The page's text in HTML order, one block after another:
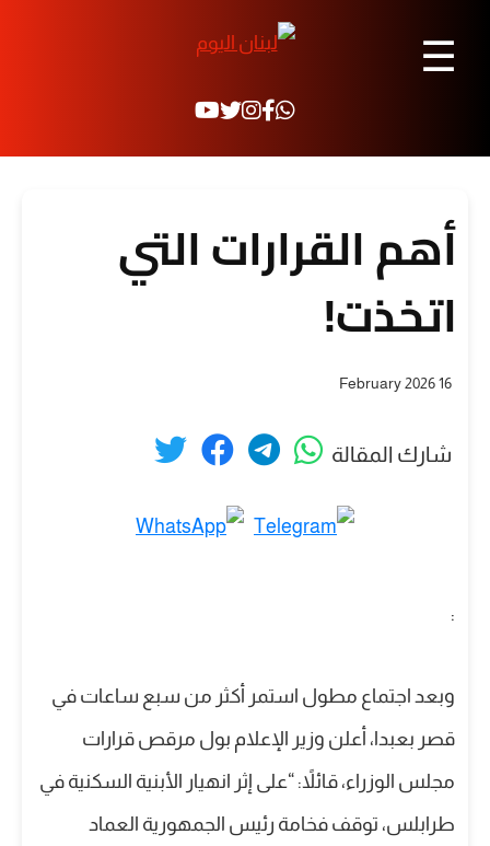
☰
أهم القرارات التي
اتخذت!
16 February 2026
شارك المقالة
:
وبعد اجتماع مطول استمر أكثر من سبع ساعات في
قصر بعبدا، أعلن وزير الإعلام بول مرقص قرارات
مجلس الوزراء، قائلاً: “على إثر انهيار الأبنية السكنية في
طرابلس، توقف فخامة رئيس الجمهورية العماد